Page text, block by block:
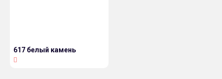
617 белый камень